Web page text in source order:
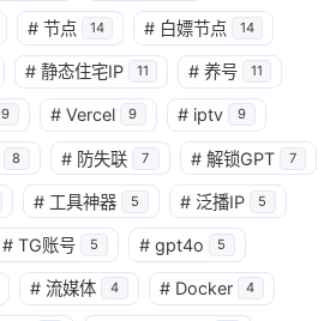
# 节点 14 # 白嫖节点 14
# 静态住宅IP 11 # 养号 11
9 # Vercel 9 # iptv 9
8 # 防失联 7 # 解锁GPT 7
# 工具神器 5 # 泛播IP 5
# TG账号 5 # gpt4o 5
# 流媒体 4 # Docker 4